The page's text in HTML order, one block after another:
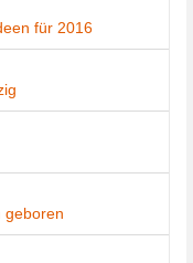
für 2016
geboren